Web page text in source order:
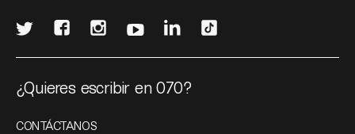
¿Quieres escribir en 070?
CONTÁCTANOS